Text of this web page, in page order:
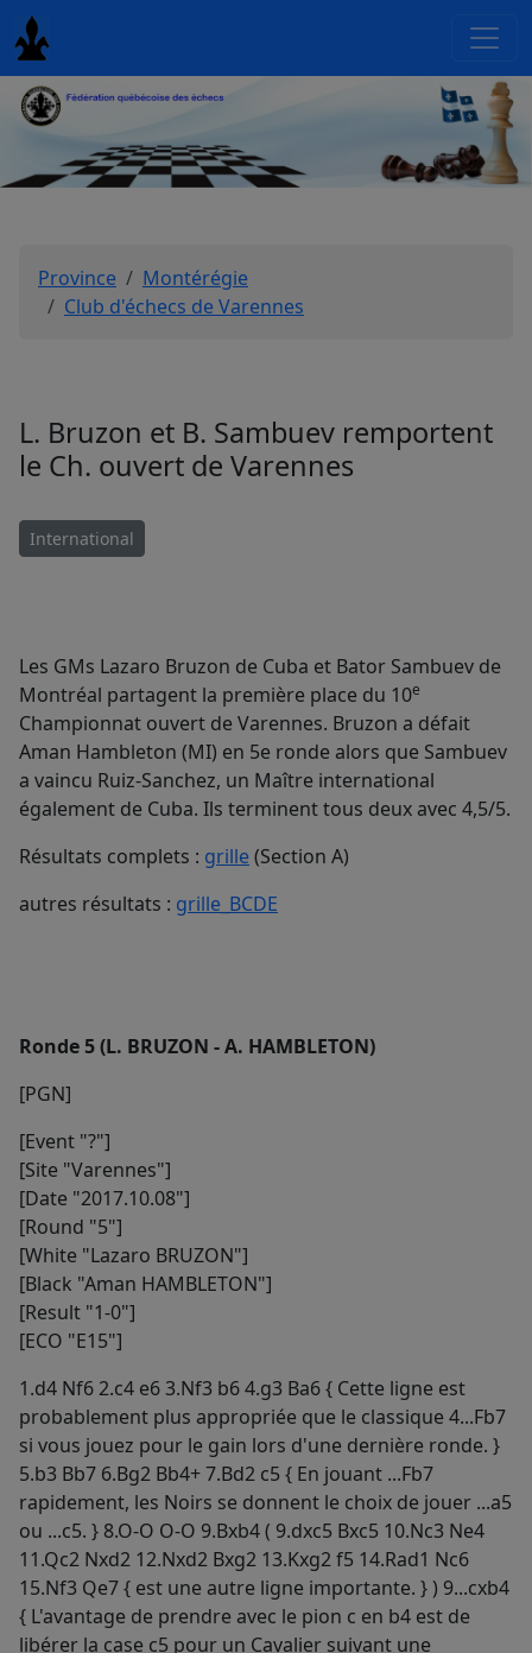
Province
Montérégie
Club d'échecs de Varennes
L. Bruzon et B. Sambuev remportent
le Ch. ouvert de Varennes
International
Les GMs Lazaro Bruzon de Cuba et Bator Sambuev de
Montréal partagent la première place du 10e
Championnat ouvert de Varennes. Bruzon a défait
Aman Hambleton (MI) en 5e ronde alors que Sambuev
a vaincu Ruiz-Sanchez, un Maître international
également de Cuba. Ils terminent tous deux avec 4,5/5.
Résultats complets : grille(Section A)
autres résultats : grille_BCDE
Ronde 5 (L. BRUZON - A. HAMBLETON)
[PGN]
[Event "?"]
[Site "Varennes"]
[Date "2017.10.08"]
[Round "5"]
[White "Lazaro BRUZON"]
[Black "Aman HAMBLETON"]
[Result "1-0"]
[ECO "E15"]
1.d4 Nf6 2.c4 e6 3.Nf3 b6 4.g3 Ba6 { Cette ligne est
probablement plus appropriée que le classique 4...Fb7
si vous jouez pour le gain lors d'une dernière ronde. }
5.b3 Bb7 6.Bg2 Bb4+ 7.Bd2 c5 { En jouant ...Fb7
rapidement, les Noirs se donnent le choix de jouer ...a5
ou ...c5. } 8.O-O O-O 9.Bxb4 ( 9.dxc5 Bxc5 10.Nc3 Ne4
11.Qc2 Nxd2 12.Nxd2 Bxg2 13.Kxg2 f5 14.Rad1 Nc6
15.Nf3 Qe7 { est une autre ligne importante. } ) 9...cxb4
{ L'avantage de prendre avec le pion c en b4 est de
libérer la case c5 pour un Cavalier suivant une